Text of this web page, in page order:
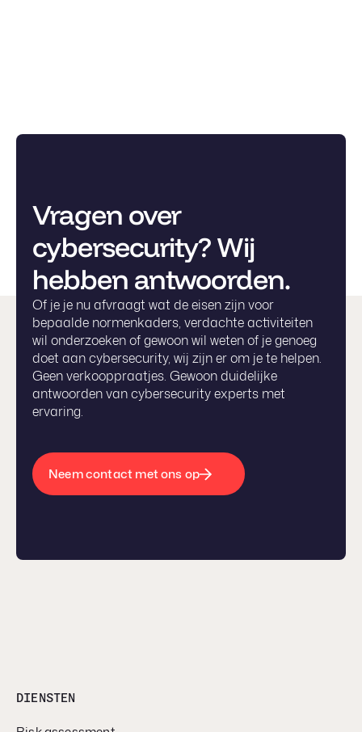
Vragen over
cybersecurity? Wij
hebben antwoorden.
Of je je nu afvraagt wat de eisen zijn voor
bepaalde normenkaders, verdachte activiteiten
wil onderzoeken of gewoon wil weten of je genoeg
doet aan cybersecurity, wij zijn er om je te helpen.
Geen verkooppraatjes. Gewoon duidelijke
antwoorden van cybersecurity experts met
ervaring.
Neem contact met ons op
DIENSTEN